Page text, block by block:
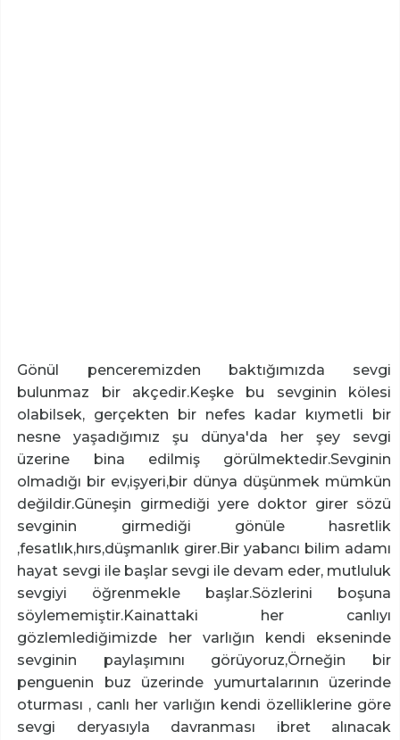
Gönül penceremizden baktığımızda sevgi
bulunmaz bir akçedir.Keşke bu sevginin kölesi
olabilsek, gerçekten bir nefes kadar kıymetli bir
nesne yaşadığımız şu dünya'da her şey sevgi
üzerine bina edilmiş görülmektedir.Sevginin
olmadığı bir ev,işyeri,bir dünya düşünmek mümkün
değildir.Güneşin girmediği yere doktor girer sözü
sevginin girmediği gönüle hasretlik
,fesatlık,hırs,düşmanlık girer.Bir yabancı bilim adamı
hayat sevgi ile başlar sevgi ile devam eder, mutluluk
sevgiyi öğrenmekle başlar.Sözlerini boşuna
söylememiştir.Kainattaki her canlıyı
gözlemlediğimizde her varlığın kendi ekseninde
sevginin paylaşımını görüyoruz,Örneğin bir
penguenin buz üzerinde yumurtalarının üzerinde
oturması , canlı her varlığın kendi özelliklerine göre
sevgi deryasıyla davranması ibret alınacak